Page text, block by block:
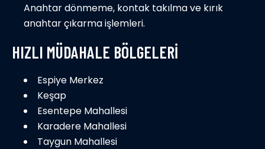
Anahtar dönmeme, kontak takılma ve kırık
anahtar çıkarma işlemleri.
HIZLI MÜDAHALE BÖLGELERI
Espiye Merkez
Keşap
Esentepe Mahallesi
Karadere Mahallesi
Taygun Mahallesi